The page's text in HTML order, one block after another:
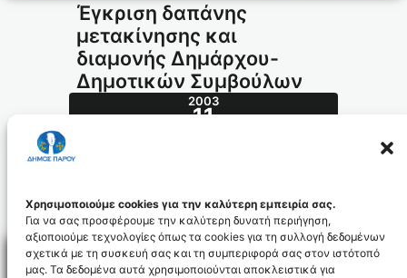
Χρησιμοποιούμε cookies για την καλύτερη εμπειρία σας.
Για να σας προσφέρουμε την καλύτερη δυνατή περιήγηση,
αξιοποιούμε τεχνολογίες όπως τα cookies για τη συλλογή δεδομένων
σχετικά με τη συσκευή σας και τη συμπεριφορά σας στον ιστότοπό
μας. Τα δεδομένα αυτά χρησιμοποιούνται αποκλειστικά για
Έγκριση δαπάνης
μετακίνησης και
διαμονής Δημάρχου-
Δημοτικών Συμβούλων
2003
11
256.2003_id811